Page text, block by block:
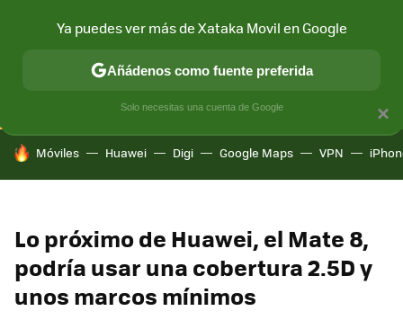
CONECTIVIDAD MÓVIL Y SOCIEDAD APLICACIONES
HOY SE HABLA DE
Móviles Huawei Digi Google Maps VPN
Lo próximo de Huawei, el Mate 8,
podría usar una cobertura 2.5D y
unos marcos mínimos
×
Ya puedes ver más de Xataka Movil en Google
Añádenos como fuente preferida
Solo necesitas una cuenta de Google